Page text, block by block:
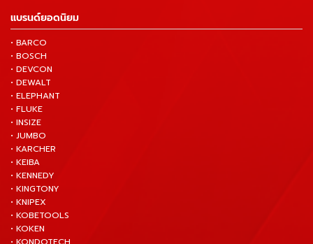
แบรนด์ยอดนิยม
• BARCO
• BOSCH
• DEVCON
• DEWALT
• ELEPHANT
• FLUKE
• INSIZE
• JUMBO
• KARCHER
• KEIBA
• KENNEDY
• KINGTONY
• KNIPEX
• KOBETOOLS
• KOKEN